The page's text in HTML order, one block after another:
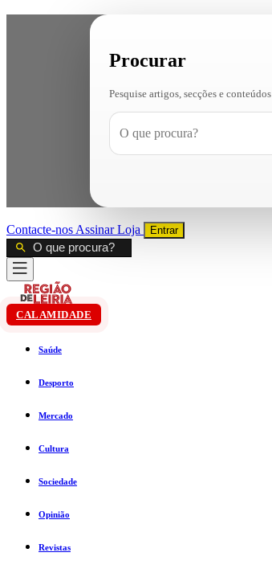
Procurar
Pesquise artigos, secções e conteúdos
Contacte-nos AssinarLoja Entrar
CALAMIDADE
Saúde
Desporto
Mercado
Cultura
Sociedade
Opinião
Revistas